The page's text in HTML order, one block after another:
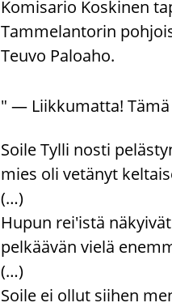
Komisario Koskinen
Tammelantorin
Teuvo Paloaho.
" — Liikkumatta!
Soile Tylli nosti
mies oli vetänyt
(…)
Hupun rei'istä
pelkäävän vielä
(…)
Soile ei ollut siihen